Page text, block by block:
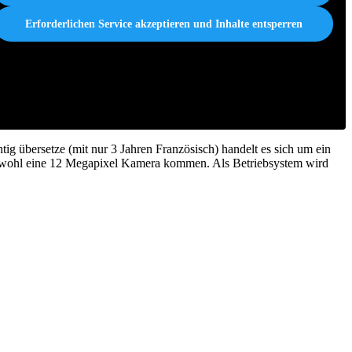
Erforderlichen Service akzeptieren und Inhalte entsperren
übersetze (mit nur 3 Jahren Französisch) handelt es sich um ein
eine 12 Megapixel Kamera kommen. Als Betriebsystem wird